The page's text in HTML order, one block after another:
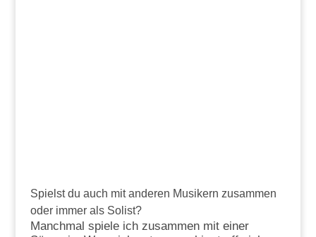
Spielst du auch mit anderen Musikern zusammen
oder immer als Solist?
Manchmal spiele ich zusammen mit einer